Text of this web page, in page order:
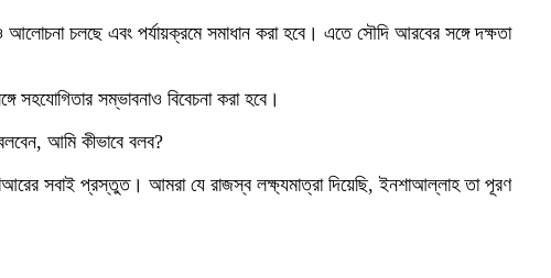
চলছে এবং পর্যায়ক্রমে সমাধান করা হবে। এতে সৌদি আরবের সঙ্গে দক্ষতা
সহযোগিতার সম্ভাবনাও বিবেচনা করা হবে।
আমি কীভাবে বলব?
সবাই প্রস্তুত। আমরা যে রাজস্ব লক্ষ্যমাত্রা দিয়েছি, ইনশাআল্লাহ তা পূরণ